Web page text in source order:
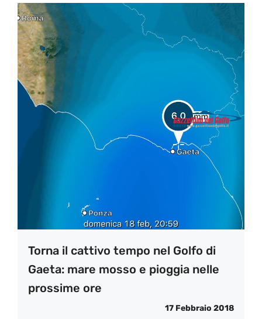
Torna il cattivo tempo nel Golfo di
Gaeta: mare mosso e pioggia nelle
prossime ore
17 Febbraio 2018